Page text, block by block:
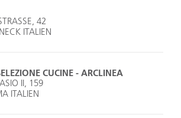
42
ITALIEN
CUCINE - ARCLINEA
II, 159
ITALIEN